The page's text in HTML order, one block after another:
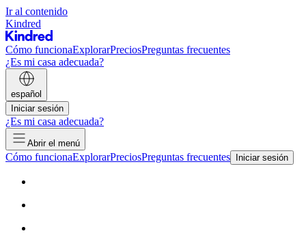
Ir al contenido
Kindred
Cómo funcionaExplorarPreciosPreguntas frecuentes
¿Es mi casa adecuada?
español
Iniciar sesión
¿Es mi casa adecuada?
Abrir el menú
Cómo funcionaExplorarPreciosPreguntas frecuentes Iniciar sesión